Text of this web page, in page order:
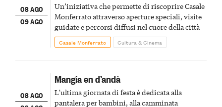
08 AGO
09 AGO
Un’iniziativa che permette di riscoprire Casale
Monferrato attraverso aperture speciali, visite
guidate e percorsi diffusi nel cuore della città
Casale Monferrato Cultura & Cinema
08 AGO
Mangia en d’andà
L'ultima giornata di festa è dedicata alla
pantalera per bambini, alla camminata